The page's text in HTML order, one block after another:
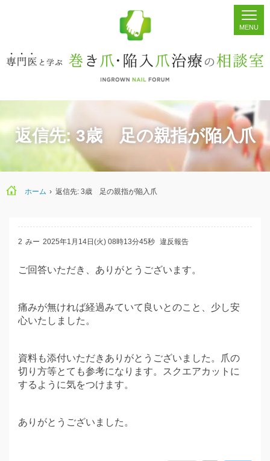
ホーム シェア 掲示板 検索
返信先: 3歳 足の親指が陥入爪
ホーム › 返信先: 3歳 足の親指が陥入爪
2 みー 2025年1月14日(火) 08時13分45秒 違反報告
ご回答いただき、ありがとうございます。
痛みが無ければ経過みていて良いとのこと、少し安
心いたしました。
資料も添付いただきありがとうございました。爪の
切り方等とても参考になります。スクエアカットに
するように気をつけます。
ありがとうございました。